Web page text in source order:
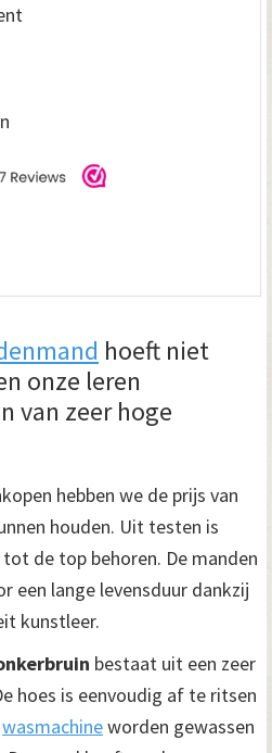
hoeft niet
onze leren
van zeer hoge
hebben we de prijs van
houden. Uit testen is
de top behoren. De manden
een lange levensduur dankzij
kunstleer.
bestaat uit een zeer
hoes is eenvoudig af te ritsen
wasmachineworden gewassen